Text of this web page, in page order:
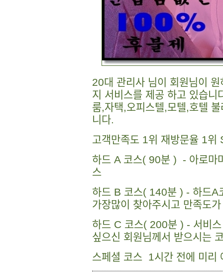
20대 관리사 님이 회원님이
지 서비스를 제공 하고 있습
룸,자택,오피스텔,모텔,호텔
니다.
고객만족도 1위 재방문율 1위
하드 A 코스( 90분 ) - 아로마
스​
하드 B 코스( 140분 ) - 하드A
가장많이 찾아주시고 만족도
하드 C 코스( 200분 ) - 서비
싶으신 회원님께서 받으시는
스페셜 코스 1시간 전에 미리